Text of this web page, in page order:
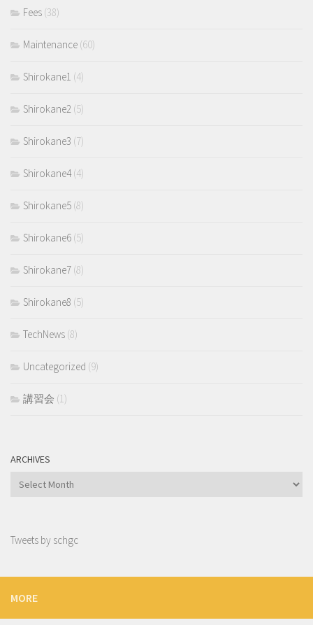
Fees (38)
Maintenance (60)
Shirokane1 (4)
Shirokane2 (5)
Shirokane3 (7)
Shirokane4(4)
Shirokane5 (8)
Shirokane6 (5)
Shirokane7 (8)
Shirokane8 (5)
TechNews (8)
Uncategorized (9)
講習会 (1)
ARCHIVES
Archives
Tweets by schgc
MORE